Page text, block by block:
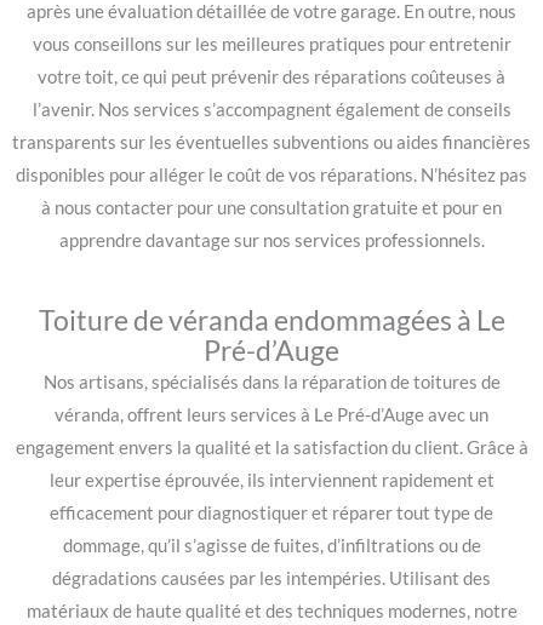
après une évaluation détaillée de votre garage. En outre, nous
vous conseillons sur les meilleures pratiques pour entretenir
votre toit, ce qui peut prévenir des réparations coûteuses à
l’avenir. Nos services s’accompagnent également de conseils
transparents sur les éventuelles subventions ou aides financières
disponibles pour alléger le coût de vos réparations. N’hésitez pas
à nous contacter pour une consultation gratuite et pour en
apprendre davantage sur nos services professionnels.
Toiture de véranda endommagées à Le
Pré-d’Auge
Nos artisans, spécialisés dans la réparation de toitures de
véranda, offrent leurs services à Le Pré-d’Auge avec un
engagement envers la qualité et la satisfaction du client. Grâce à
leur expertise éprouvée, ils interviennent rapidement et
efficacement pour diagnostiquer et réparer tout type de
dommage, qu’il s’agisse de fuites, d’infiltrations ou de
dégradations causées par les intempéries. Utilisant des
matériaux de haute qualité et des techniques modernes, notre